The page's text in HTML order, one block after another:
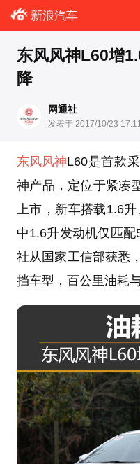
新浪汽车
东风风神L60增
降
网通社
发表于 2017/10/23 17:11
东风风神L60是首款
神产品，定位于紧凑
上市，新车搭载1.6
中1.6升发动机仅匹
社从国家工信部获悉
挡车型，百公里油耗